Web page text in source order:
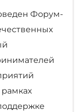
Форум-